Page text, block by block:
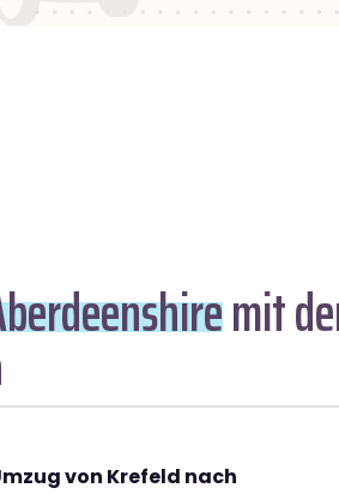
mit
von Krefeld nach